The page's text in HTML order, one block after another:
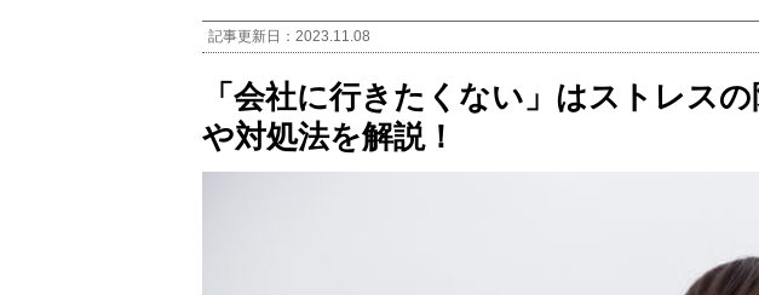
記事更新日： 2023.11.08
「会社に行きたくない」はストレス
や対処法を解説！